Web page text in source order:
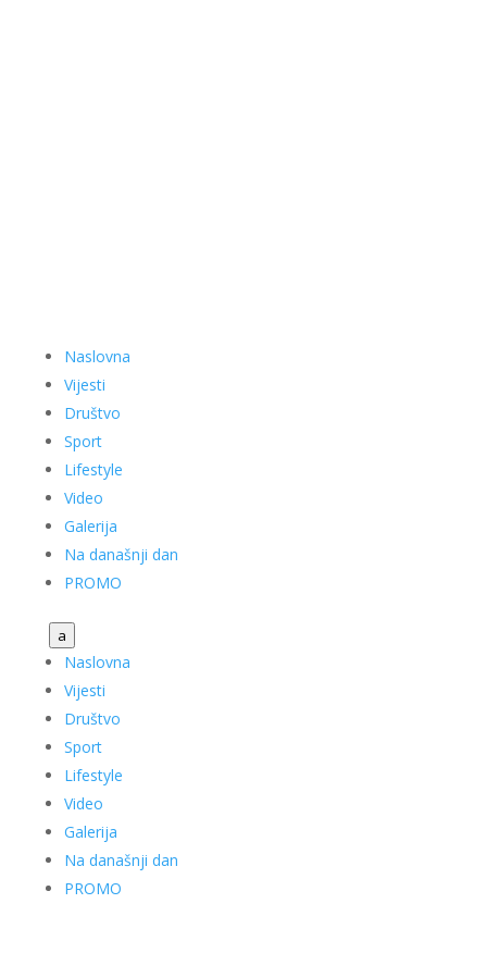
Naslovna
Vijesti
Društvo
Sport
Lifestyle
Video
Galerija
Na današnji dan
PROMO
a
Naslovna
Vijesti
Društvo
Sport
Lifestyle
Video
Galerija
Na današnji dan
PROMO